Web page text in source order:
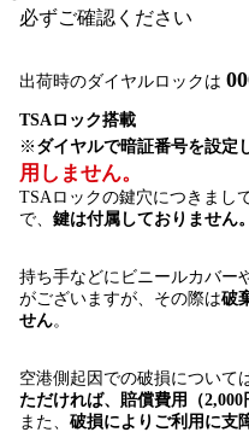
必ずご確認ください
出荷時のダイヤルロックは
TSAロック搭載
※ ダイヤルで暗証番号を設定
用しません。
TSAロックの鍵穴につきまし
で、 鍵は付属しておりません。
持ち手などにビニールカバー
がございますが、その際は破
せん。
空港側起因での破損について
ただければ、賠償費用（
また、 破損によりご利用に支